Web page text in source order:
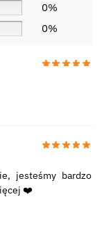
0%
0%
jesteśmy bardzo
❤️